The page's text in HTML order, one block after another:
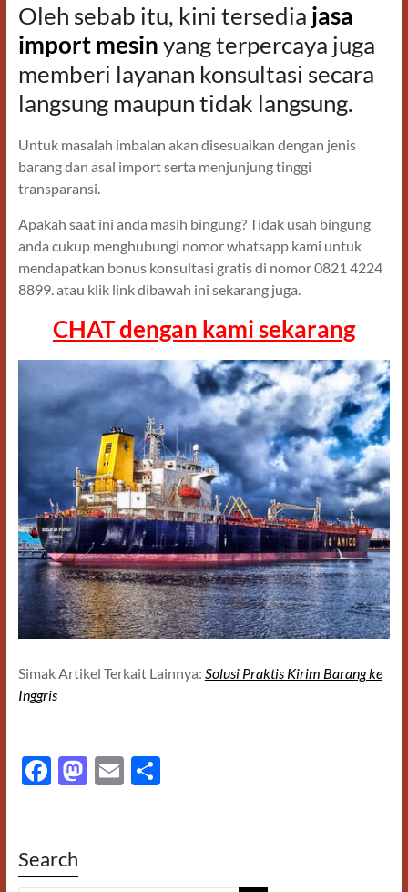
Oleh sebab itu, kini tersedia jasa
import mesinyang terpercaya juga
memberi layanan konsultasi secara
langsung maupun tidak langsung.
Untuk masalah imbalan akan disesuaikan dengan jenis
barang dan asal import serta menjunjung tinggi
transparansi.
Apakah saat ini anda masih bingung? Tidak usah bingung
anda cukup menghubungi nomor whatsapp kami untuk
mendapatkan bonus konsultasi gratis di nomor 0821 4224
8899. atau klik link dibawah ini sekarang juga.
CHAT dengan kami sekarang
Simak Artikel Terkait Lainnya: Solusi Praktis Kirim Barang ke
Inggris
F
b
M E S
Search